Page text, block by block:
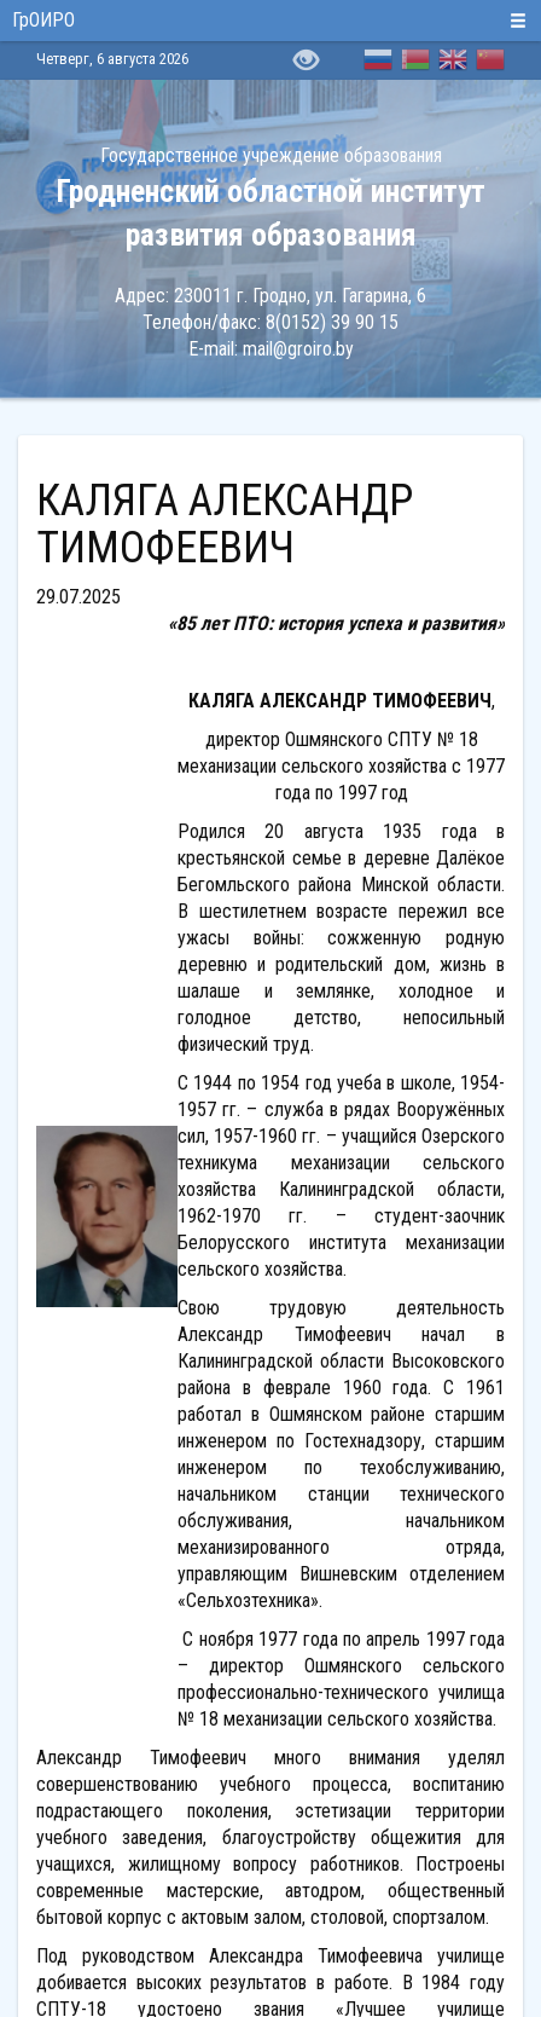
Четверг, 6 августа 2026
Государственное учреждение образования
Гродненский областной институт
развития образования
Адрес: 230011 г. Гродно, ул. Гагарина, 6
Телефон/факс: 8(0152) 39 90 15
E-mail:mail@groiro.by
ГрОИРО
КАЛЯГА АЛЕКСАНДР
ТИМОФЕЕВИЧ
29.07.2025
«85 лет ПТО: история успеха и развития»
КАЛЯГА АЛЕКСАНДР ТИМОФЕЕВИЧ,
директор Ошмянского СПТУ № 18
механизации сельского хозяйства с 1977
года по 1997 год
Родился 20 августа 1935 года в
крестьянской семье в деревне Далёкое
Бегомльского района Минской области.
В шестилетнем возрасте пережил все
ужасы войны: сожженную родную
деревню и родительский дом, жизнь в
шалаше и землянке, холодное и
голодное детство, непосильный
физический труд.
С 1944 по 1954 год учеба в школе, 1954-
1957 гг. – служба в рядах Вооружённых
сил, 1957-1960 гг. – учащийся Озерского
техникума механизации сельского
хозяйства Калининградской области,
1962-1970 гг. – студент-заочник
Белорусского института механизации
сельского хозяйства.
Свою трудовую деятельность
Александр Тимофеевич начал в
Калининградской области Высоковского
района в феврале 1960 года. С 1961
работал в Ошмянском районе старшим
инженером по Гостехнадзору, старшим
инженером по техобслуживанию,
начальником станции технического
обслуживания, начальником
механизированного отряда,
управляющим Вишневским отделением
«Сельхозтехника».
С ноября 1977 года по апрель 1997 года
– директор Ошмянского сельского
профессионально-технического училища
№ 18 механизации сельского хозяйства.
Александр Тимофеевич много внимания уделял
совершенствованию учебного процесса, воспитанию
подрастающего поколения, эстетизации территории
учебного заведения, благоустройству общежития для
учащихся, жилищному вопросу работников. Построены
современные мастерские, автодром, общественный
бытовой корпус с актовым залом, столовой, спортзалом.
Под руководством Александра Тимофеевича училище
добивается высоких результатов в работе. В 1984 году
СПТУ-18 удостоено звания «Лучшее училище